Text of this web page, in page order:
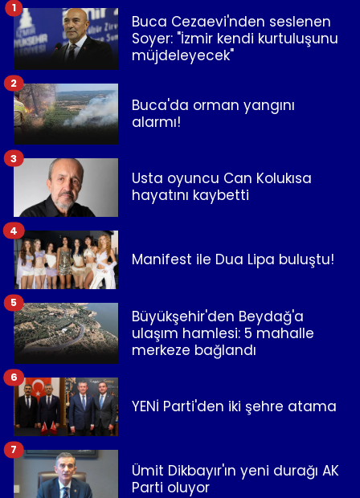
Buca Cezaevi'nden seslenen
Soyer: "İzmir kendi kurtuluşunu
müjdeleyecek"
1
Buca'da orman yangını
alarmı!
2
Usta oyuncu Can Kolukısa
hayatını kaybetti
3
Manifest ile Dua Lipa buluştu!
4
Büyükşehir'den Beydağ'a
ulaşım hamlesi: 5 mahalle
merkeze bağlandı
5
YENİ Parti'den iki şehre atama
6
Ümit Dikbayır'ın yeni durağı AK
Parti oluyor
7